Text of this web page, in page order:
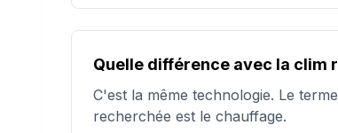
Quelle différence avec la clim
C'est la même technologie. Le
recherchée est le chauffage.